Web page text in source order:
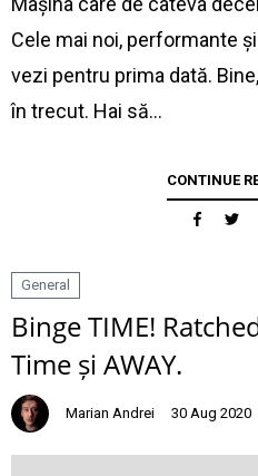
Cele mai noi, performante
vezi pentru prima dată.
în trecut. Hai să…
CONTINUE
General
Binge TIME!
Time și AWAY.
Marian Andrei 30 Aug 2020